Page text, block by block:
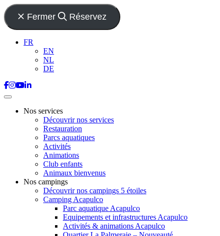
Fermer Réservez
FR
EN
NL
DE
Nos services
Découvrir nos services
Restauration
Parcs aquatiques
Activités
Animations
Club enfants
Animaux bienvenus
Nos campings
Découvrir nos campings 5 étoiles
Camping Acapulco
Parc aquatique Acapulco
Equipements et infrastructures Acapulco
Activités & animations Acapulco